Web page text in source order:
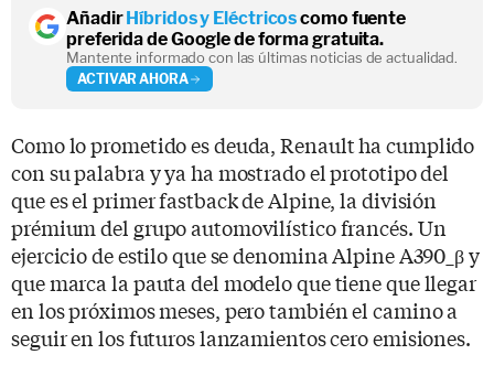
AñadirHíbridos y Eléctricoscomo fuente
preferida de Google de forma gratuita.
Mantente informado con las últimas noticias de actualidad.
ACTIVAR AHORA
Como lo prometido es deuda, Renault ha cumplido
con su palabra y ya ha mostrado el prototipo del
que es el primer fastback de Alpine, la división
prémium del grupo automovilístico francés. Un
ejercicio de estilo que se denomina Alpine A390_β y
que marca la pauta del modelo que tiene que llegar
en los próximos meses, pero también el camino a
seguir en los futuros lanzamientos cero emisiones.